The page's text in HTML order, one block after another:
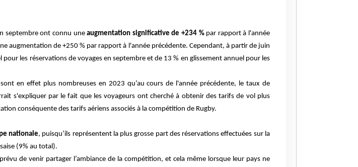
septembre ont connu uneaugmentation significative de +234 % par rapport à l'année
augmentation de +250 % par rapport à l'année précédente. Cependant, à partir de juin
les réservations de voyages en septembre et de 13 % en glissement annuel pour les
en effet plus nombreuses en 2023 qu’au cours de l'année précédente, le taux de
s'expliquer par le fait que les voyageurs ont cherché à obtenir des tarifs de vol plus
conséquente des tarifs aériens associés à la compétition de Rugby.
nationale, puisqu’ils représentent la plus grosse part des réservations effectuées sur la
(9% au total).
de venir partager l’ambiance de la compétition, et cela même lorsque leur pays ne